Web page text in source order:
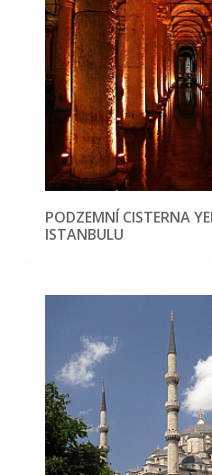
PODZEMNÍ CISTERNA
ISTANBULU